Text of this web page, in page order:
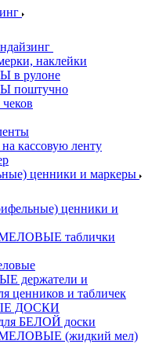
наклейки
в рулоне
поштучно
кассовую ленту
ценники и маркеры
ценники и
МЕЛОВЫЕ таблички
держатели и
ценников и табличек
ДОСКИ
БЕЛОЙ доски
(жидкий мел)